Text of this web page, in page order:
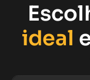
ideal